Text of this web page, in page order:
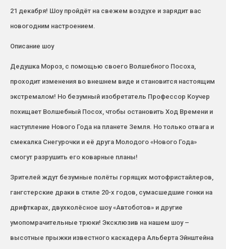
21 декабря! Шоу пройдёт на свежем воздухе и зарядит вас
новогодним настроением.
Описание шоу
Дедушка Мороз, с помощью своего Волшебного Посоха,
проходит изменения во внешнем виде и становится настоящим
экстремалом! Но безумный изобретатель Профессор Коучер
похищает Волшебный Посох, чтобы остановить Ход Времени и
наступление Нового Года на планете Земля. Но только отвага и
смекалка Снегурочки и её друга Молодого «Нового Года»
смогут разрушить его коварные планы!
Зрителей ждут безумные полёты горящих мотофристайлеров,
гангстерские драки в стиле 20-х годов, сумасшедшие гонки на
дрифткарах, двухколёсное шоу «Автоботов» и другие
умопомрачительные трюки! Эксклюзив на нашем шоу –
высотные прыжки известного каскадера Альберта Эйнштейна